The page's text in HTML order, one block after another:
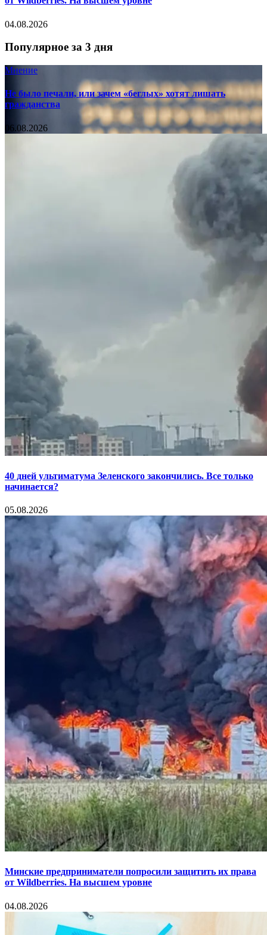
04.08.2026
Популярное за 3 дня
Мнение
Не было печали, или зачем «беглых» хотят лишать
гражданства
06.08.2026
40 дней ультиматума Зеленского закончились. Все только
начинается?
05.08.2026
Минские предприниматели попросили защитить их права
от Wildberries. На высшем уровне
04.08.2026